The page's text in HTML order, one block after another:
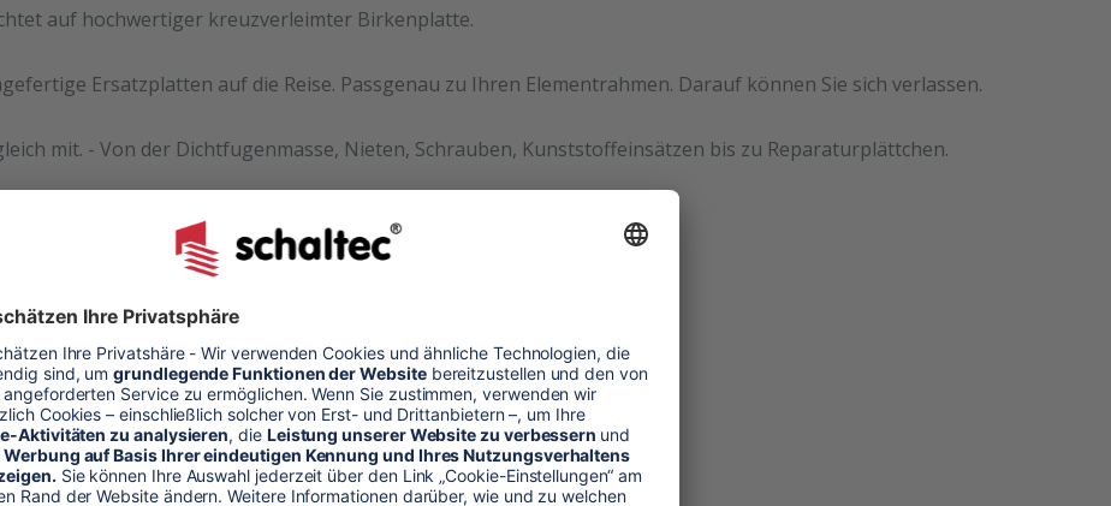
auf hochwertiger kreuzverleimter Birkenplatte.
Ersatzplatten auf die Reise. Passgenau zu Ihren Elementrahmen. Darauf können Sie sich verlassen.
mit. - Von der Dichtfugenmasse, Nieten, Schrauben, Kunststoffeinsätzen bis zu Reparaturplättchen.